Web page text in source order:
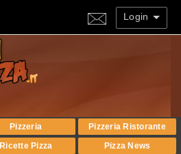
Login
Pizzeria
Pizzeria Ristorante
Ricette Pizza Pizza News